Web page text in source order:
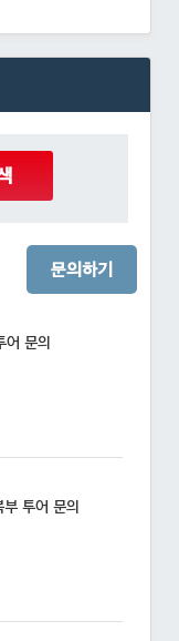
문의하기
문의
투어 문의